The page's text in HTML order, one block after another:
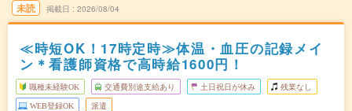
未読 掲載日 2026/08/04
≪時短OK！17時定時≫体温・血圧の記録メイ
ン＊看護師資格で高時給1600円！
職種未経験OK 交通費別途支給あり 土日祝日が休み 残業なし
WEB登録OK 派遣